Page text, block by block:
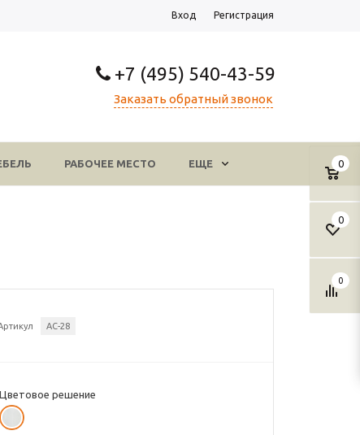
Вход Регистрация
+7 (495) 540-43-59
Заказать обратный звонок
0
0
0
РАБОЧЕЕ МЕСТО ЕЩЕ
АС-28
Цветовое решение